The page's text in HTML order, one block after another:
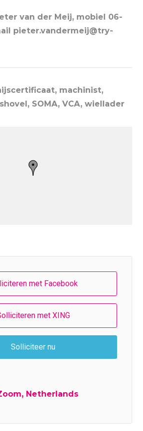
van der Meij, mobiel 06-
pieter.vandermeij@try-
machinist,
SOMA, VCA, wiellader
Netherlands